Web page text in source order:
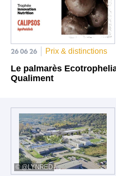
26 06 26 Prix & distinctions
Le palmarès
Qualiment
@LYNRED